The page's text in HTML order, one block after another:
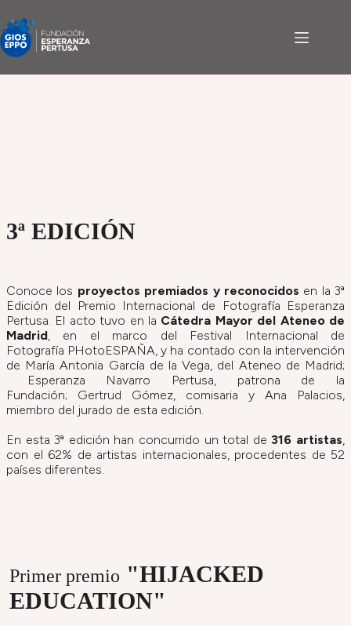
al
contenido
3ª EDICIÓN
Conoce los proyectos premiados y reconocidos en la 3ª
Edición del Premio Internacional de Fotografía Esperanza
Pertusa. El acto tuvo en la Cátedra Mayor del Ateneo de
Madrid, en el marco del Festival Internacional de
Fotografía PHotoESPAÑA, y ha contado con la intervención
de María Antonia García de la Vega, del Ateneo de Madrid;
Esperanza Navarro Pertusa, patrona de la
Fundación; Gertrud Gómez, comisaria y Ana Palacios,
miembro del jurado de esta edición.
En esta 3ª edición han concurrido un total de316 artistas,
con el 62% de artistas internacionales, procedentes de 52
países diferentes.
Primer premio "HIJACKED
EDUCATION"